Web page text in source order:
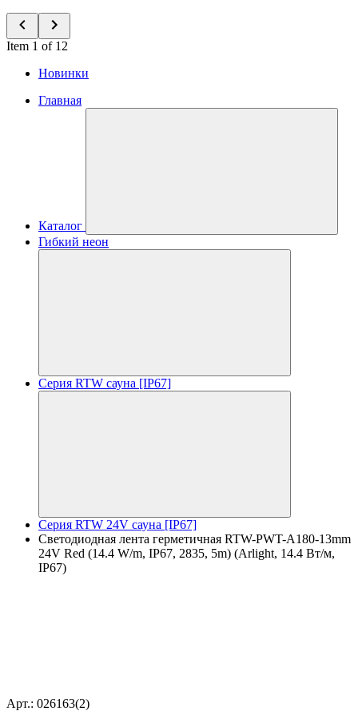
Item 1 of 12
Новинки
Главная
Каталог
Гибкий неон
Серия RTW сауна [IP67]
Серия RTW 24V сауна [IP67]
Светодиодная лента герметичная RTW-PWT-A180-13mm
24V Red (14.4 W/m, IP67, 2835, 5m) (Arlight, 14.4 Вт/м,
IP67)
Арт.: 026163(2)